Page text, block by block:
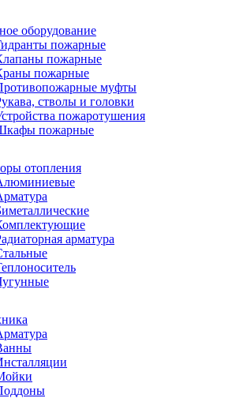
оборудование
пожарные
пожарные
пожарные
муфты
стволы и головки
пожаротушения
пожарные
отопления
арматура